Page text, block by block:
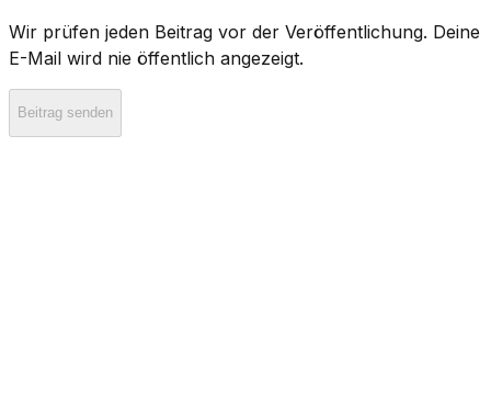
Wir prüfen jeden Beitrag vor der Veröffentlichung. Deine
E-Mail wird nie öffentlich angezeigt.
Beitrag senden